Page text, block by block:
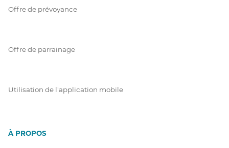
Offre de prévoyance
Offre de parrainage
Utilisation de l'application mobile
À PROPOS